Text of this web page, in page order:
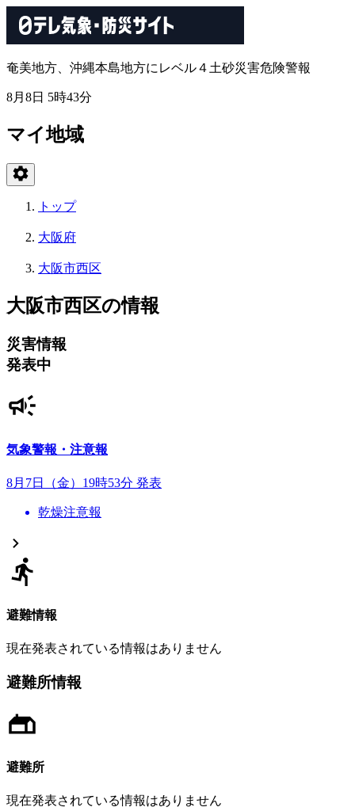
奄美地方、沖縄本島地方にレベル４土砂災害危険警報
8月8日 5時43分
マイ地域
トップ
大阪府
大阪市西区
大阪市西区の情報
災害情報
発表中
気象警報・注意報
8月7日（金）19時53分 発表
乾燥注意報
避難情報
現在発表されている情報はありません
避難所情報
避難所
現在発表されている情報はありません